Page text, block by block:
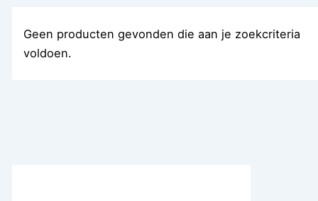
Geen producten gevonden die aan je zoekcriteria
voldoen.